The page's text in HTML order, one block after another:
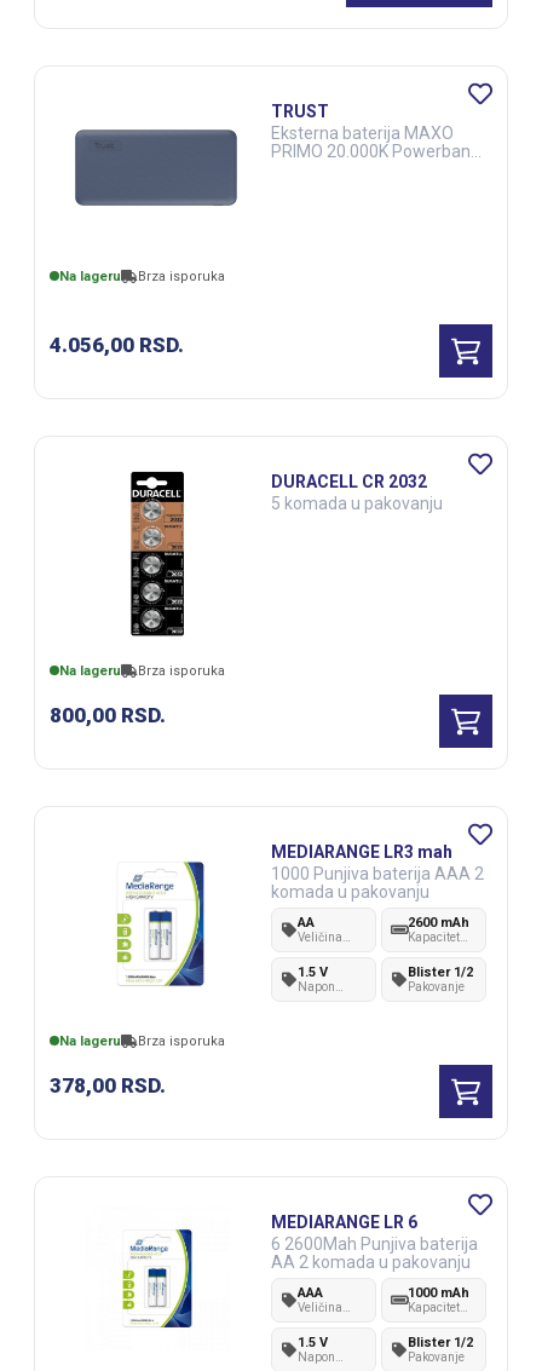
Na lageru Brza isporuka
4.056,00 RSD.
TRUST
Eksterna baterija MAXO
PRIMO 20.000K Powerbank
Na lageru Brza isporuka
800,00 RSD.
DURACELL CR 2032
5 komada u pakovanju
Na lageru Brza isporuka
378,00 RSD.
MEDIARANGE LR3 mah
1000 Punjiva baterija AAA 2
komada u pakovanju
AA
Veličina
2600 mAh
Kapacitet
1.5 V
Napon
Blister 1/2
Pakovanje
MEDIARANGE LR 6
6 2600Mah Punjiva baterija
AA 2 komada u pakovanju
AAA
Veličina
1000 mAh
Kapacitet
1.5 V
Napon
Blister 1/2
Pakovanje